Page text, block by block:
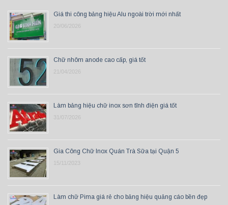
Giá thi công bảng hiệu Alu ngoài trời mới nhất
20/06/2026
Chữ nhôm anode cao cấp, giá tốt
21/04/2026
Làm bảng hiệu chữ inox sơn tĩnh điện giá tốt
31/07/2026
Gia Công Chữ Inox Quán Trà Sữa tại Quận 5
15/11/2023
Làm chữ Pima giá rẻ cho bảng hiệu quảng cáo bền đẹp